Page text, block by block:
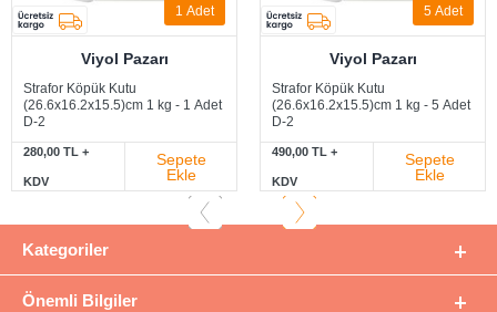
Adet
Viyol Pazarı
Strafor Köpük Kutu
(26.6x16.2x15.5)cm 1 kg - 1 Adet
D-2
280,00 TL +
KDV
Sepete
Ekle
Adet
Viyol Pazarı
Strafor Köpük Kutu
(26.6x16.2x15.5)cm 1 kg - 5 Adet
D-2
490,00 TL +
KDV
Sepete
Ekle
Kategoriler
Önemli Bilgiler